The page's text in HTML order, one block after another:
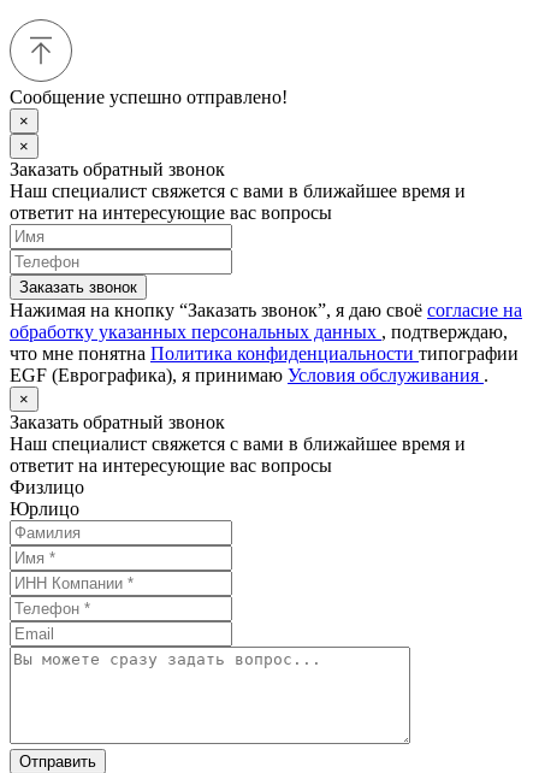
Сообщение успешно отправлено!
×
×
Заказать обратный звонок
Наш специалист свяжется с вами в ближайшее время и
ответит на интересующие вас вопросы
Заказать звонок
Нажимая на кнопку “Заказать звонок”, я даю своё согласие на
обработку указанных персональных данных , подтверждаю,
что мне понятна Политика конфиденциальности типографии
EGF (Еврографика), я принимаю Условия обслуживания .
×
Заказать обратный звонок
Наш специалист свяжется с вами в ближайшее время и
ответит на интересующие вас вопросы
Физлицо
Юрлицо
Отправить